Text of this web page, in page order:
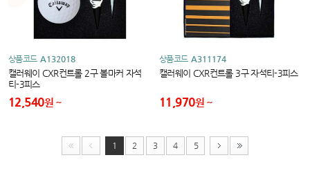
상품코드 A132018
캘러웨이 CXR컨트롤 2구 볼마커 자석
티-3피스
12,540원
상품코드 A311174
캘러웨이 CXR컨트롤 3구 자석티-3피스
11,970원
1 2 3 4 5